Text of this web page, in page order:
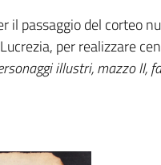
il passaggio del corteo
per realizzare
illustri, mazzo II,